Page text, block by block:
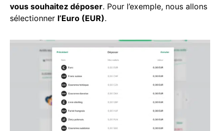
vous souhaitez déposer. Pour l’exemple, nous allons
sélectionner l’Euro (EUR).